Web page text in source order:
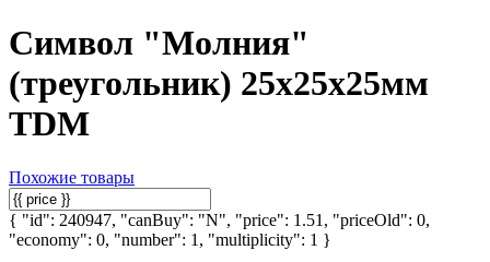
Символ "Молния"
(треугольник) 25х25х25мм
TDM
Похожие товары
{ "id": 240947, "canBuy": "N", "price": 1.51, "priceOld": 0,
"economy": 0, "number": 1, "multiplicity": 1 }